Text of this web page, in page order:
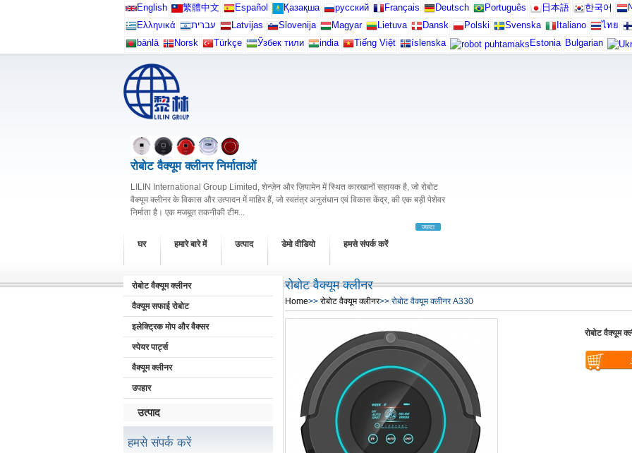
English 繁體中文 Español Қазақша русский Français Deutsch Português 日本語 한국어
Ελληνικά
עברית Latvijas Slovenija Magyar Lietuva Dansk Polski Svenska Italiano ไทย
bāṅlā
Norsk Türkçe Ўзбек тили india Tiếng Việt íslenska Estonia Bulgarian
रोबोट वैक्यूम क्लीनर निर्माताओं
LILIN International Group Limited, शेन्ज़ेन और ज़ियामेन में स्थित कारखानों सहायक है, जो रोबोट
वैक्यूम क्लीनर के विकास और उत्पादन में माहिर हैं, जो स्वतंत्र अनुसंधान एवं विकास केंद्र, की एक बड़ी पेशेवर
निर्माता है। एक मजबूत तकनीकी टीम...
ज्यादा
घर हमारे बारे में उत्पाद डेमो वीडियो हमसे संपर्क करें
रोबोट वैक्यूम क्लीनर
वैक्यूम सफाई रोबोट
इलेक्ट्रिक मोप और वैक्सर
स्पेयर पार्ट्स
वैक्यूम क्लीनर
उपहार
उत्पाद
हमसे संपर्क करें
रोबोट वैक्यूम क्लीनर
Home>> रोबोट वैक्यूम क्लीनर>> रोबोट वैक्यूम क्लीनर A330
रोबोट वैक्यूम